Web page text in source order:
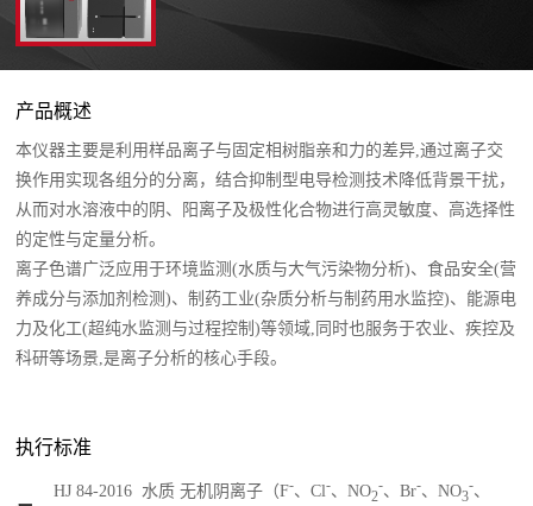
产品概述
本仪器主要是利用样品离子与固定相树脂亲和力的差异,通过离子交
换作用实现各组分的分离，结合抑制型电导检测技术降低背景干扰，
从而对水溶液中的阴、阳离子及极性化合物进行高灵敏度、高选择性
的定性与定量分析。
离子色谱广泛应用于环境监测(水质与大气污染物分析)、食品安全(营
养成分与添加剂检测)、制药工业(杂质分析与制药用水监控)、能源电
力及化工(超纯水监测与过程控制)等领域,同时也服务于农业、疾控及
科研等场景,是离子分析的核心手段。
执行标准
HJ 84-2016 水质 无机阴离子（F-、Cl-、NO2
-、Br-、NO3
-、